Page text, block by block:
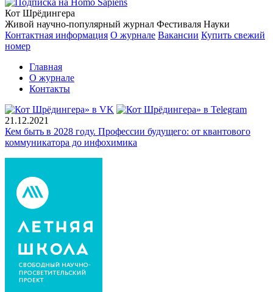
Кот Шрёдингера
Живой научно-популярный журнал Фестиваля Науки
Контактная информация О журнале Вакансии Купить свежий
номер
Главная
О журнале
Контакты
21.12.2021
Кем быть в 2028 году. Профессии будущего: от квантового
коммуникатора до инфохимика